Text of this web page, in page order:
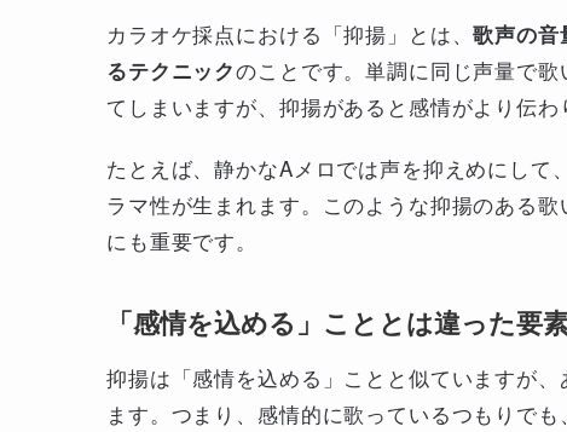
カラオケ採点における「抑揚」とは、歌声の音
るテクニックのことです。単調に同じ声量で
てしまいますが、抑揚があると感情がより伝
たとえば、静かなAメロでは声を抑えめにし
ラマ性が生まれます。このような抑揚のある
にも重要です。
「感情を込める」こととは違った要
抑揚は「感情を込める」ことと似ていますが
ます。つまり、感情的に歌っているつもりで